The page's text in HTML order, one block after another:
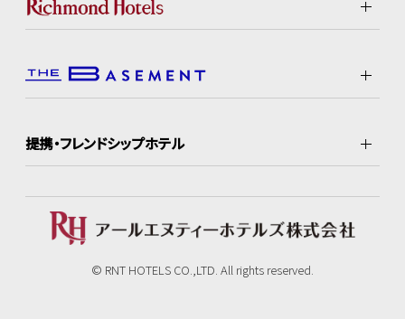
提携・フレンドシップホテル
© RNT HOTELS CO.,LTD. All rights reserved.